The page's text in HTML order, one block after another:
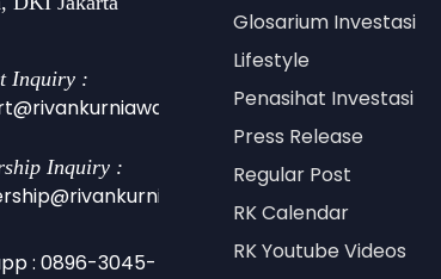
Inquiry :
Inquiry :
: 0896-3045-
Glosarium Investasi
Lifestyle
Penasihat Investasi
Press Release
Regular Post
RK Calendar
RK Youtube Videos